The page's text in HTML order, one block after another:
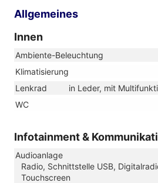
Allgemeines
Innen
Ambiente-Beleuchtung
Klimatisierung
Lenkrad
in Leder, mit
WC
Infotainment &
Audioanlage
Radio, Schnittstelle USB,
Touchscreen